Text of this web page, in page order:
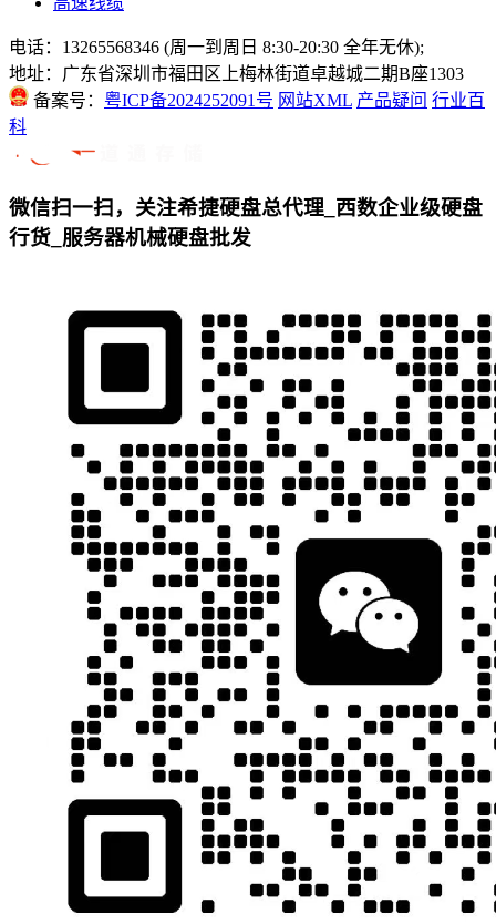
电话：13265568346 (周一到周日 8:30-20:30 全年无休);
地址：广东省深圳市福田区上梅林街道卓越城二期B座1303
备案号： 粤ICP备2024252091号 网站XML 产品疑问 行业百
科
微信扫一扫，关注希捷硬盘总代理_西数企业级硬盘
行货_服务器机械硬盘批发